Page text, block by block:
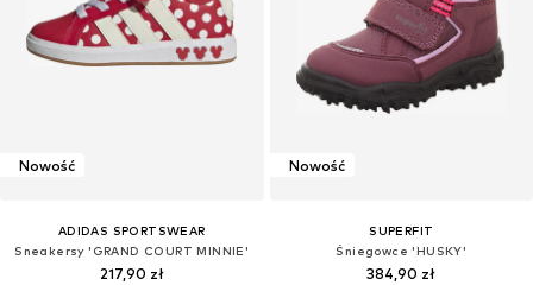
Nowość
ADIDAS SPORTSWEAR
Sneakersy 'GRAND COURT MINNIE'
217,90 zł
Nowość
SUPERFIT
Śniegowce 'HUSKY'
384,90 zł